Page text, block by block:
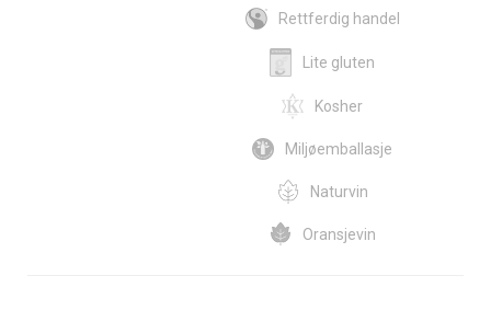
Rettferdig handel
Lite gluten
Kosher
Miljøemballasje
Naturvin
Oransjevin